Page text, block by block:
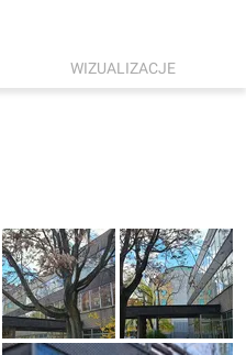
WIZUALIZACJE